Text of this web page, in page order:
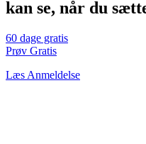
kan se, når du
60 dage gratis
Prøv Gratis
Læs Anmeldelse